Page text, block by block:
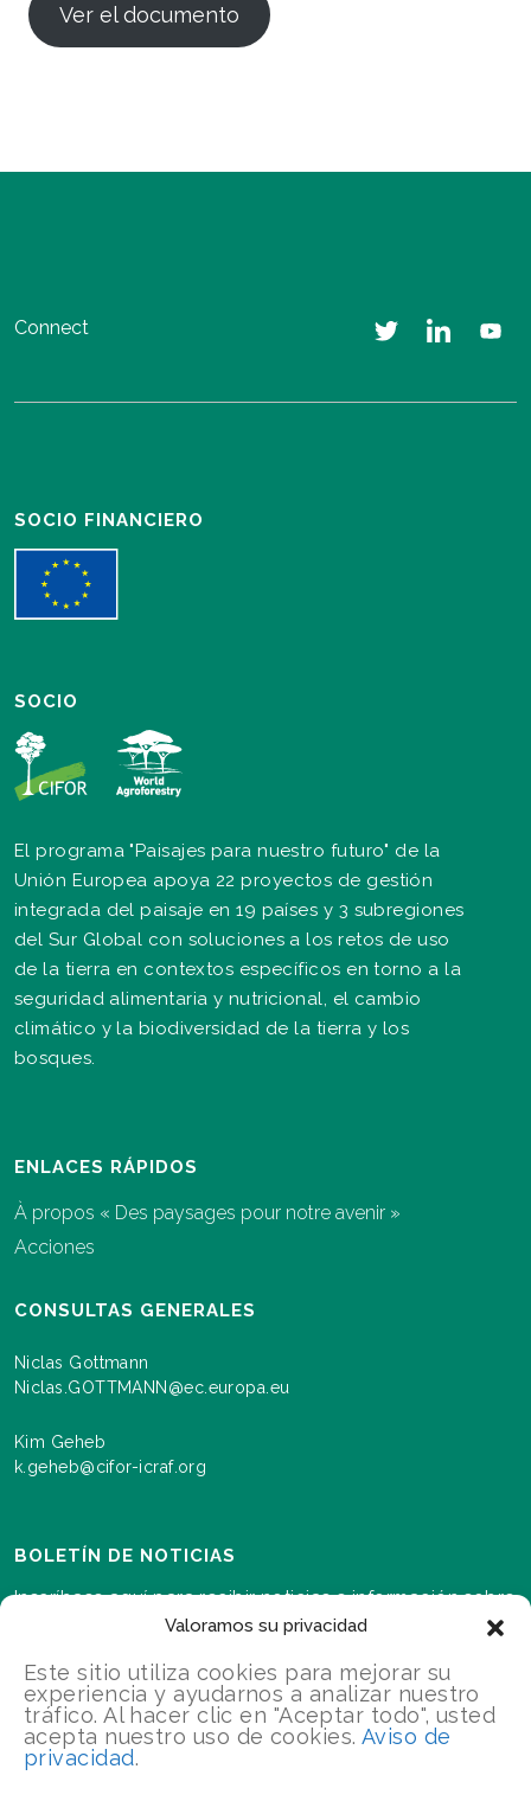
Valoramos su privacidad
Este sitio utiliza cookies para mejorar su
experiencia y ayudarnos a analizar nuestro
tráfico. Al hacer clic en "Aceptar todo", usted
acepta nuestro uso de cookies. Aviso de
privacidad.
Ver el documento
Connect
SOCIO FINANCIERO
SOCIO
El programa "Paisajes para nuestro futuro" de la
Unión Europea apoya 22 proyectos de gestión
integrada del paisaje en 19 países y 3 subregiones
del Sur Global con soluciones a los retos de uso
de la tierra en contextos específicos en torno a la
seguridad alimentaria y nutricional, el cambio
climático y la biodiversidad de la tierra y los
bosques.
ENLACES RÁPIDOS
À propos « Des paysages pour notre avenir »
Acciones
CONSULTAS GENERALES
Niclas Gottmann
Niclas.GOTTMANN@ec.europa.eu
Kim Geheb
k.geheb@cifor-icraf.org
BOLETÍN DE NOTICIAS
Inscríbase aquí para recibir noticias e información sobre
los eventos y los avances a medida que se desarrolla el
INSCRÍBETE